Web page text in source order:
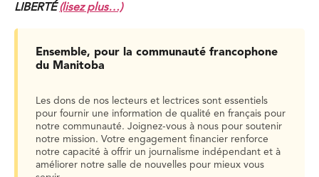
LIBERTÉ(lisez plus…)
Ensemble, pour la communauté francophone
du Manitoba
Les dons de nos lecteurs et lectrices sont essentiels
pour fournir une information de qualité en français pour
notre communauté. Joignez-vous à nous pour soutenir
notre mission. Votre engagement financier renforce
notre capacité à offrir un journalisme indépendant et à
améliorer notre salle de nouvelles pour mieux vous